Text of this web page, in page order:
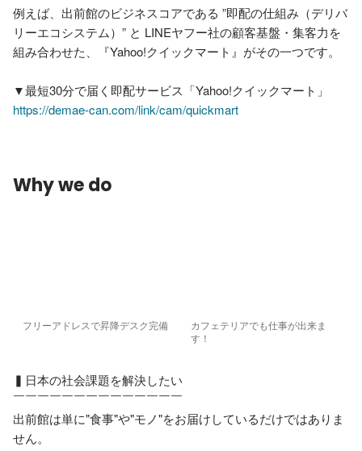
例えば、出前館のビジネスコアである ”即配の仕組み（デリバ
リーエコシステム）” と LINEヤフー社の顧客基盤・集客力を
組み合わせた、『Yahoo!クイックマート』がその一つです。
https://demae-can.com/link/cam/quickmart
Why we do
フリーアドレスで昇降デスク完備
カフェテリアでも仕事が出来ま
す！
▍日本の社会課題を解決したい
￣￣￣￣￣￣￣￣￣￣￣￣￣￣
出前館は単に"食事"や"モノ"をお届けしているだけではありま
せん。